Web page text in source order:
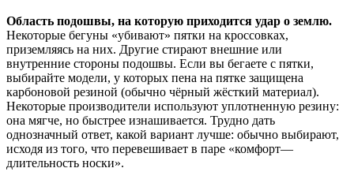
Область подошвы, на которую приходится удар о землю.
Некоторые бегуны «убивают» пятки на кроссовках,
приземляясь на них. Другие стирают внешние или
внутренние стороны подошвы. Если вы бегаете с пятки,
выбирайте модели, у которых пена на пятке защищена
карбоновой резиной (обычно чёрный жёсткий материал).
Некоторые производители используют уплотненную резину:
она мягче, но быстрее изнашивается. Трудно дать
однозначный ответ, какой вариант лучше: обычно выбирают,
исходя из того, что перевешивает в паре «комфорт—
длительность носки».